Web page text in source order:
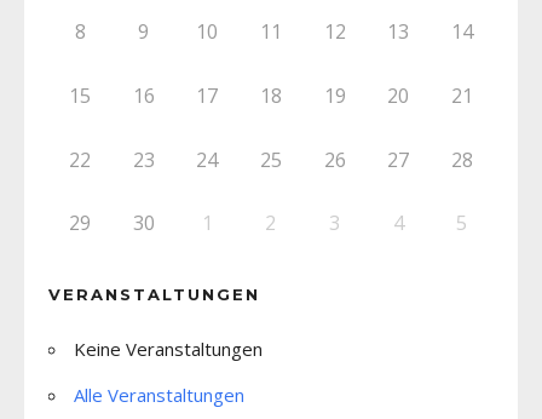
8 9 10 11 12 13 14
15 16 17 18 19 20 21
22 23 24 25 26 27 28
29 30 1 2 3 4 5
VERANSTALTUNGEN
Keine Veranstaltungen
Alle Veranstaltungen